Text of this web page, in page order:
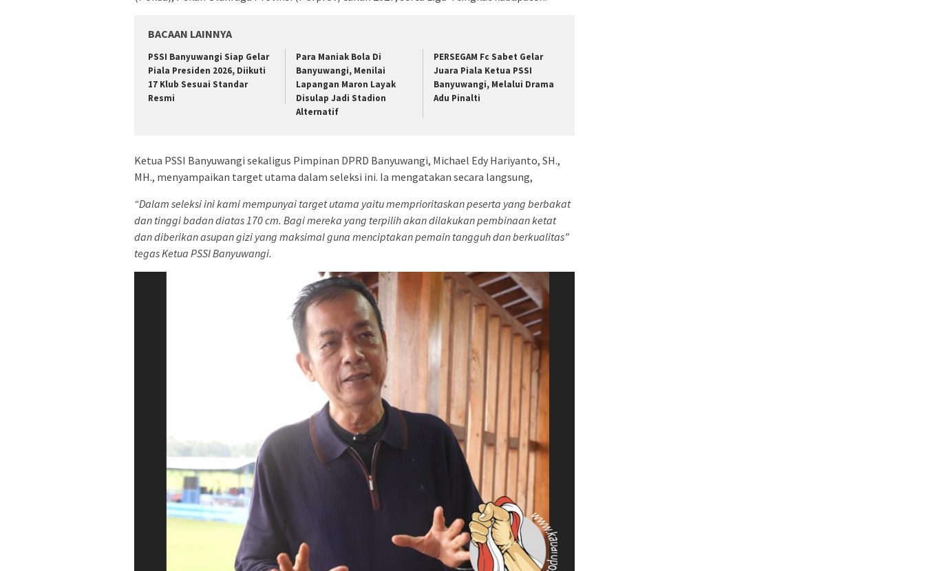
BACAAN LAINNYA
PSSI Banyuwangi Siap Gelar
Piala Presiden 2026, Diikuti
17 Klub Sesuai Standar
Resmi
Para Maniak Bola Di
Banyuwangi, Menilai
Lapangan Maron Layak
Disulap Jadi Stadion
Alternatif
PERSEGAM Fc Sabet Gelar
Juara Piala Ketua PSSI
Banyuwangi, Melalui Drama
Adu Pinalti
Ketua PSSI Banyuwangi sekaligus Pimpinan DPRD Banyuwangi, Michael Edy Hariyanto, SH.,
MH., menyampaikan target utama dalam seleksi ini. Ia mengatakan secara langsung,
“Dalam seleksi ini kami mempunyai target utama yaitu memprioritaskan peserta yang berbakat
dan tinggi badan diatas 170 cm. Bagi mereka yang terpilih akan dilakukan pembinaan ketat
dan diberikan asupan gizi yang maksimal guna menciptakan pemain tangguh dan berkualitas”
tegas Ketua PSSI Banyuwangi.